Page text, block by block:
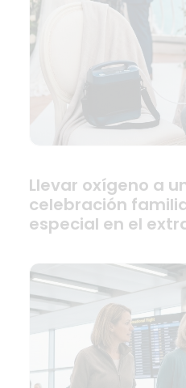
Llevar oxígeno a
celebración
especial en el